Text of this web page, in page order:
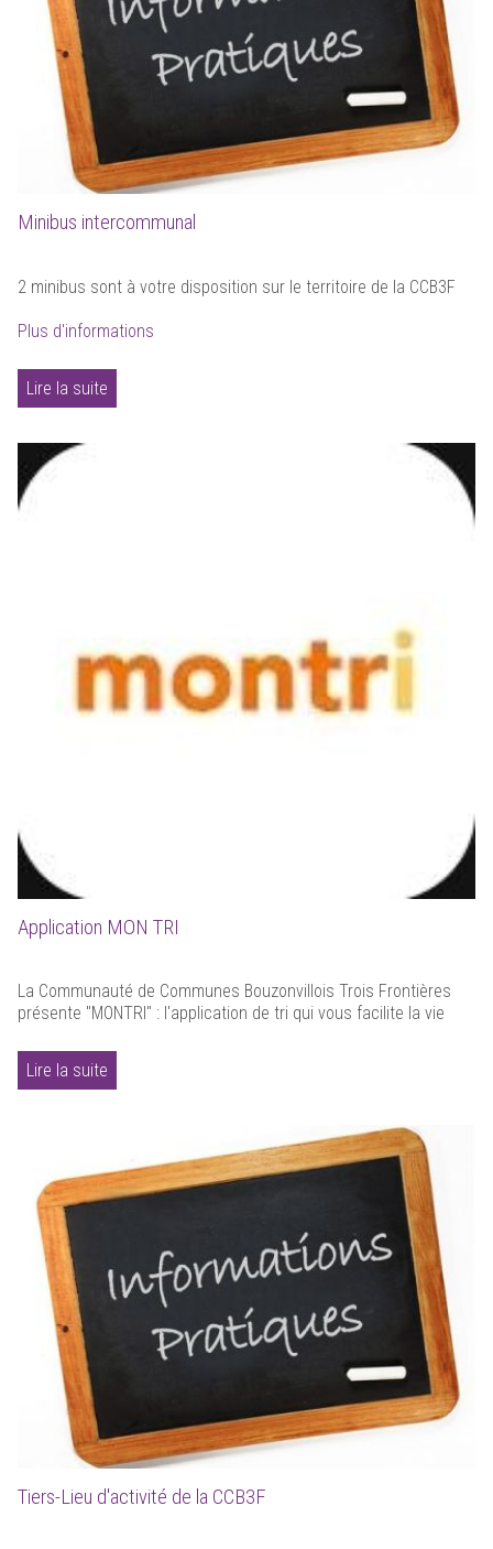
Minibus intercommunal
2 minibus sont à votre disposition sur le territoire de la CCB3F
Plus d'informations
Lire la suite
Application MON TRI
La Communauté de Communes Bouzonvillois Trois Frontières
présente "MONTRI" : l'application de tri qui vous facilite la vie
Lire la suite
Tiers-Lieu d'activité de la CCB3F